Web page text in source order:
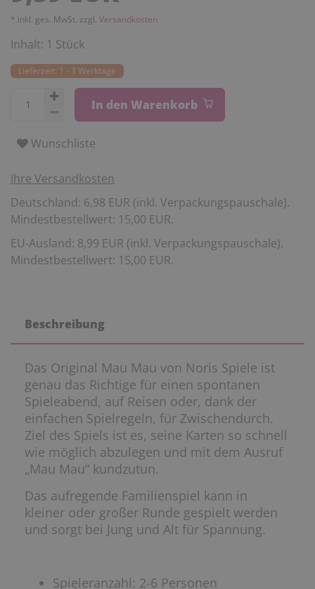
* inkl. ges. MwSt. zzgl. Versandkosten
Inhalt: 1 Stück
Lieferzeit: 1 - 3 Werktage
In den Warenkorb
Wunschliste
Ihre Versandkosten
Deutschland: 6,98 EUR (inkl. Verpackungspauschale).
Mindestbestellwert: 15,00 EUR.
EU-Ausland: 8,99 EUR (inkl. Verpackungspauschale).
Mindestbestellwert: 15,00 EUR.
Beschreibung
Das Original Mau Mau von Noris Spiele ist
genau das Richtige für einen spontanen
Spieleabend, auf Reisen oder, dank der
einfachen Spielregeln, für Zwischendurch.
Ziel des Spiels ist es, seine Karten so schnell
wie möglich abzulegen und mit dem Ausruf
„Mau Mau“ kundzutun.
Das aufregende Familienspiel kann in
kleiner oder großer Runde gespielt werden
und sorgt bei Jung und Alt für Spannung.
Spieleranzahl: 2-6 Personen